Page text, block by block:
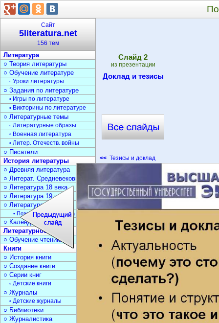
Cлайд 2
из презентации
Доклад и тезисы
<< Тезисы и доклад
Сайт
5literatura.net
156 тем
Литература
○ Теория литературы
○ Обучение литературе
▫ Уроки литературы
○ Задания по литературе
▫ Игры по литературе
▫ Викторины по литературе
○ Литературные темы
▫ Литературные образы
▫ Военная литература
▫ Литер. Отечеств. войны
○ Писатели
История литературы
○ Древняя литература
○ Литерат. Средневековья
○ Литература 18 века
○ Литература 19 века
○ Литература 20 века
• Поэзия Серебрян. века
○ Календарь дат
Литературное чтение
○ Обучение чтению
Книги
○ История книги
○ Создание книги
○ Серии книг
▫ Детские книги
○ Журналы
▫ Детские журналы
○ Библиотеки
○ Журналистика